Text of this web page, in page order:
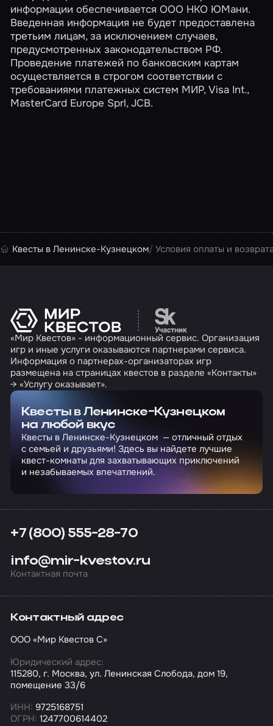
информации обеспечивается ООО НКО ЮМани.
Введенная информация не будет предоставлена
третьим лицам, за исключением случаев,
предусмотренных законодательством РФ.
Проведение платежей по банковским картам
осуществляется в строгом соответствии с
требованиями платежных систем МИР, Visa Int.,
MasterCard Europe Sprl, JCB.
Квесты в Ленинске-Кузнецком Условия оплаты и
Перейти на сайт
«Мир Квестов» - информационный сервис. Организация
игр и иные услуги оказываются партнерами сервиса.
Информация о партнерах-организаторах игр
размещена на страницах квестов в разделе «Контакты»
→ «Услугу оказывает».
Квесты в Ленинске-Кузнецком
на любой вкус
Квесты в Ленинске-Кузнецком — отличный отдых
с семьей и друзьями! Здесь вы найдете лучшие
квест-комнаты для захватывающих приключений
и незабываемых впечатлений.
+7 (800) 555-28-70
info@mir-kvestov.ru
Контактная почта
Контактный адрес
ООО «Мир Квестов С»
Юридический адрес:
115280, г. Москва, ул. Ленинская Слобода, дом 19,
помещение 33/6
ИНН: 9725168751
ОГРН: 1247700614402